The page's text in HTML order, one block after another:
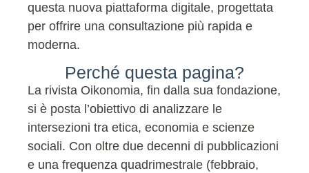
questa nuova piattaforma digitale, progettata
per offrire una consultazione più rapida e
moderna.
Perché questa pagina?
La rivista Oikonomia, fin dalla sua fondazione,
si è posta l’obiettivo di analizzare le
intersezioni tra etica, economia e scienze
sociali. Con oltre due decenni di pubblicazioni
e una frequenza quadrimestrale (febbraio,